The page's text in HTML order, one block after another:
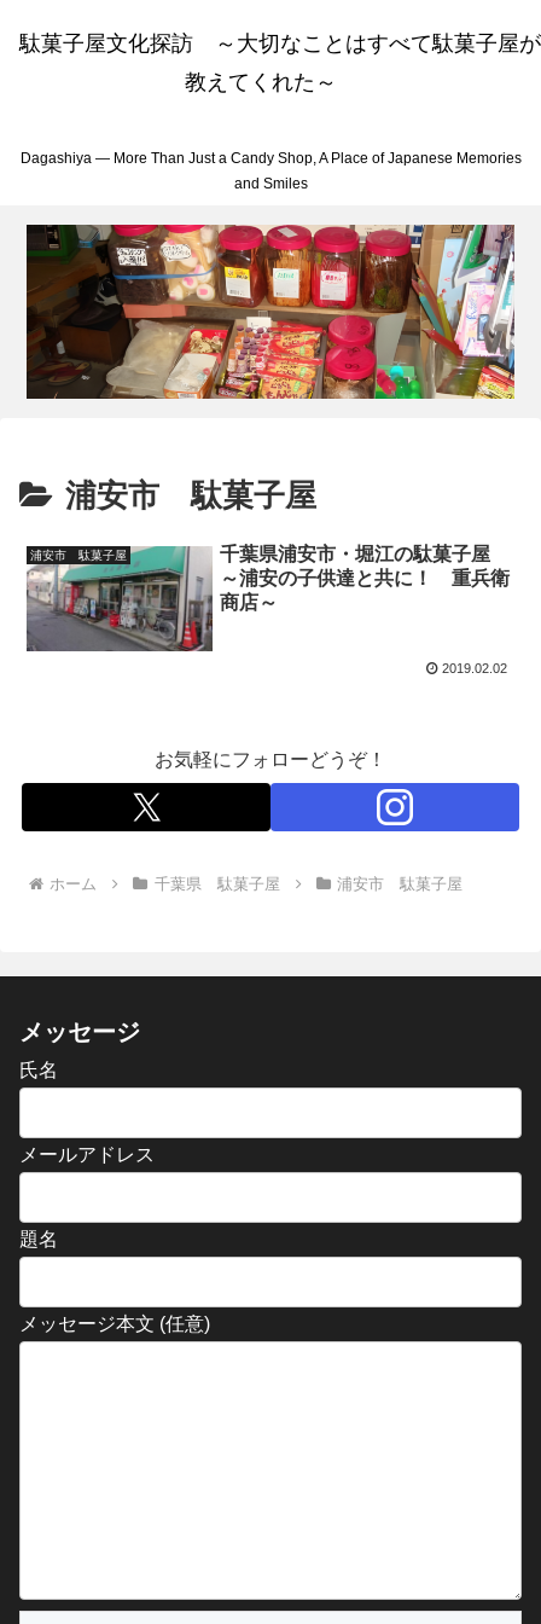
駄菓子屋文化探訪 ～大切なことはすべて駄菓子屋が
教えてくれた～
Dagashiya — More Than Just a Candy Shop, A Place of Japanese Memories
and Smiles
浦安市 駄菓子屋
浦安市 駄菓子屋
千葉県浦安市・堀江の駄菓子屋
～浦安の子供達と共に！ 重兵衛
商店～
2019.02.02
お気軽にフォローどうぞ！
ホーム 千葉県 駄菓子屋 浦安市 駄菓子屋
メッセージ
氏名
メールアドレス
題名
メッセージ本文 (任意)